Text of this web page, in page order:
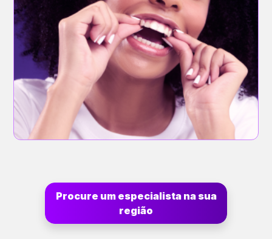
Procure um especialista na sua
região